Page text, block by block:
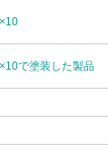
で塗装した製品